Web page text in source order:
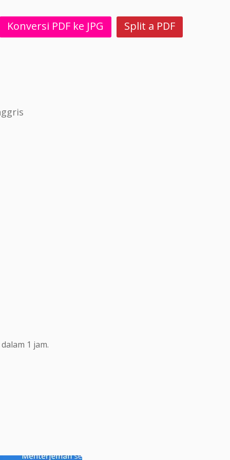
Konversi PDF ke JPG Split a PDF
1 jam.